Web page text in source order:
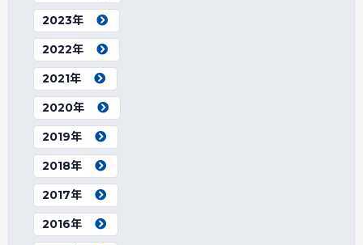
2023年
2022年
2021年
2020年
2019年
2018年
2017年
2016年